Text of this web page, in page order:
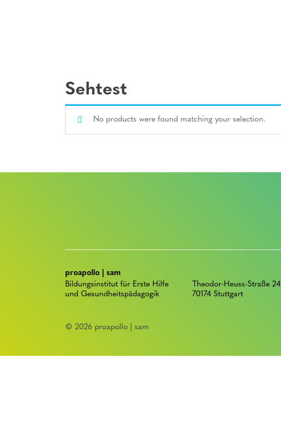
Sehtest
No products were found matching your selection.
proapollo | sam
Bildungsinstitut für Erste Hilfe
und Gesundheitspädagogik
Theodor-Heuss-Straße 24
70174 Stuttgart
© 2026 proapollo | sam